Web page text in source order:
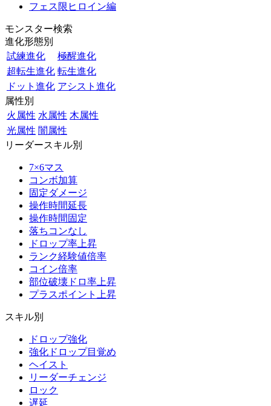
フェス限ヒロイン編
モンスター検索
進化形態別
試練進化
極醒進化
超転生進化 転生進化
ドット進化 アシスト進化
属性別
火属性 水属性 木属性
光属性 闇属性
リーダースキル別
7×6マス
コンボ加算
固定ダメージ
操作時間延長
操作時間固定
落ちコンなし
ドロップ率上昇
ランク経験値倍率
コイン倍率
部位破壊ドロ率上昇
プラスポイント上昇
スキル別
ドロップ強化
強化ドロップ目覚め
ヘイスト
リーダーチェンジ
ロック
遅延